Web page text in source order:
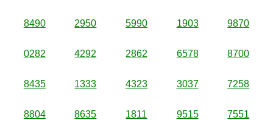
8490 2950 5990 1903 9870
0282 4292 2862 6578 8700
8435 1333 4323 3037 7258
8804 8635 1811 9515 7551